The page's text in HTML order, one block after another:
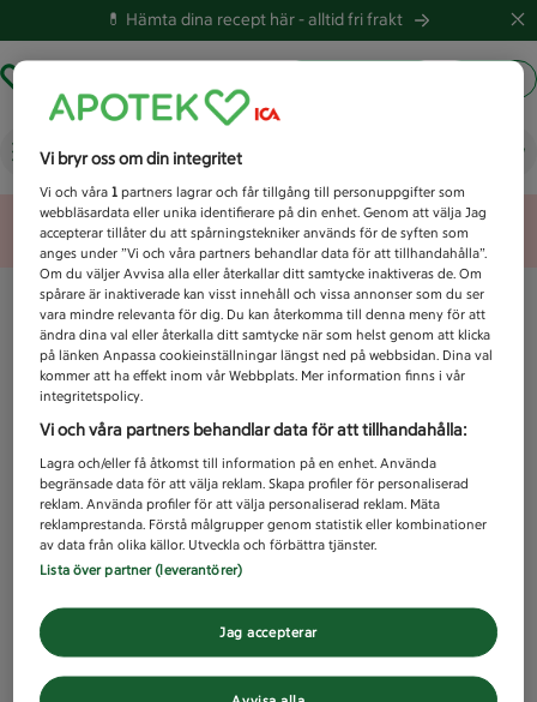
💊 Hämta dina recept här -alltid fri frakt
Vad letar du efter idag?
Unknown error
Vi bryr oss om din integritet
Vi och våra1 partners lagrar och får tillgång till personuppgifter som
webbläsardata eller unika identifierare på din enhet. Genom att välja Jag
accepterar tillåter du att spårningstekniker används för de syften som
anges under ”Vi och våra partners behandlar data för att tillhandahålla”.
Om du väljer Avvisa alla eller återkallar ditt samtycke inaktiveras de. Om
spårare är inaktiverade kan visst innehåll och vissa annonser som du ser
vara mindre relevanta för dig. Du kan återkomma till denna meny för att
ändra dina val eller återkalla ditt samtycke när som helst genom att klicka
på länken Anpassa cookieinställningar längst ned på webbsidan. Dina val
kommer att ha effekt inom vår Webbplats. Mer information finns i vår
integritetspolicy.
Vi och våra partners behandlar data för att tillhandahålla:
Lagra och/eller få åtkomst till information på en enhet. Använda
begränsade data för att välja reklam. Skapa profiler för personaliserad
reklam. Använda profiler för att välja personaliserad reklam. Mäta
reklamprestanda. Förstå målgrupper genom statistik eller kombinationer
av data från olika källor. Utveckla och förbättra tjänster.
Lista över partner (leverantörer)
Jag accepterar